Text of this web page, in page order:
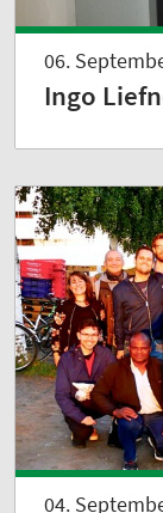
06.
Ingo
04.